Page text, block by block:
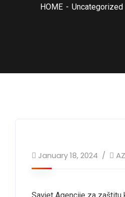
HOME Uncategorized
January 18, 2024